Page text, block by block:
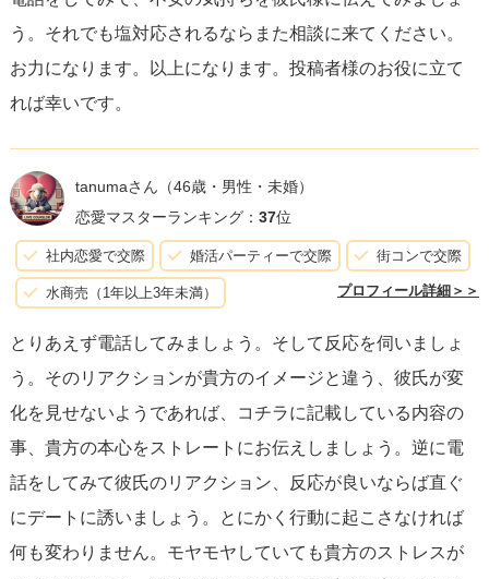
ように感じているかを落ち着いて、詰め寄らずに伝えるこ
とがキー となります。
との関係性を理解することで、より満足のいく答えを見つ
け出すことができるでしょう。
う。それでも塩対応されるならまた相談に来てください。
お力になります。以上になります。投稿者様のお役に立て
れば幸いです。
tanumaさん （46歳・男性・未婚）
恋愛マスターランキング： 37位
社内恋愛で交際 婚活パーティーで交際 街コンで交際
水商売（1年以上3年未満） プロフィール詳細＞＞
とりあえず電話してみましょう。そして反応を伺いましょ
う。そのリアクションが貴方のイメージと違う、彼氏が変
化を見せないようであれば、コチラに記載している内容の
事、貴方の本心をストレートにお伝えしましょう。逆に電
話をしてみて彼氏のリアクション、反応が良いならば直ぐ
にデートに誘いましょう。とにかく行動に起こさなければ
何も変わりません。モヤモヤしていても貴方のストレスが